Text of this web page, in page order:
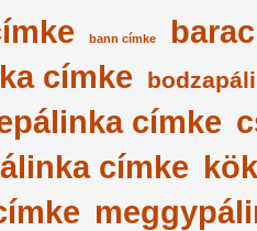
bann címke
címke
címke
címke